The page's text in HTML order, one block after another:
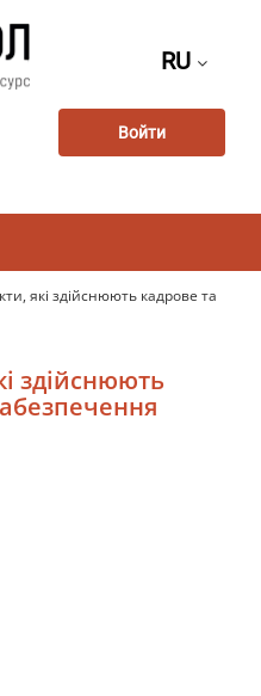
RU
Войти
які здійснюють кадрове та
здійснюють